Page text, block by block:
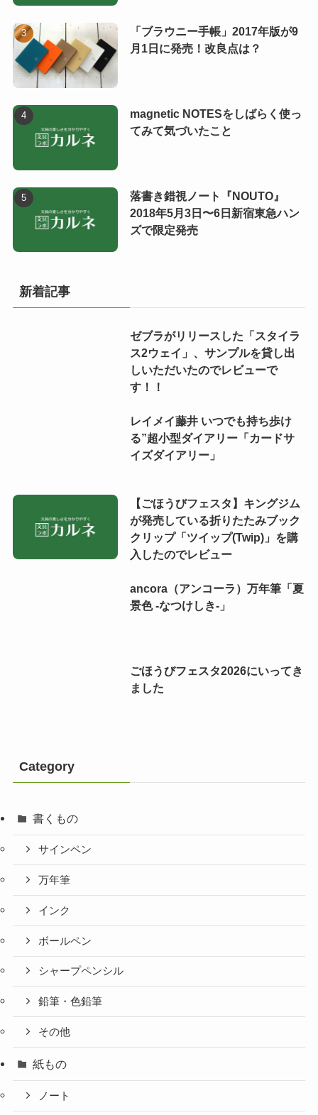
「ブラウニー手帳」2017年版が9
月1日に発売！改良点は？
magnetic NOTESをしばらく使っ
てみて気づいたこと
落書き錯視ノート『NOUTO』
2018年5月3日〜6日新宿東急ハン
ズで限定発売
新着記事
ゼブラがリリースした「スタイラ
ス2ウェイ」、サンプルを貸し出
しいただいたのでレビューで
す！！
レイメイ藤井 いつでも持ち歩け
る”超小型ダイアリー「カードサ
イズダイアリー」
【ごほうびフェスタ】キングジム
が発売している折りたたみブック
クリップ「ツイップ(Twip)」を購
入したのでレビュー
ancora（アンコーラ）万年筆「夏
景色 -なつけしき-」
ごほうびフェスタ2026にいってき
ました
Category
書くもの
サインペン
万年筆
インク
ボールペン
シャープペンシル
鉛筆・色鉛筆
その他
紙もの
ノート